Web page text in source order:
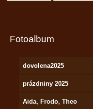
Fotoalbum
dovolena2025
prázdniny 2025
Aida, Frodo, Theo